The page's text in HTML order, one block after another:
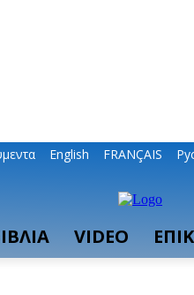
English FRANÇAIS
VIDEO